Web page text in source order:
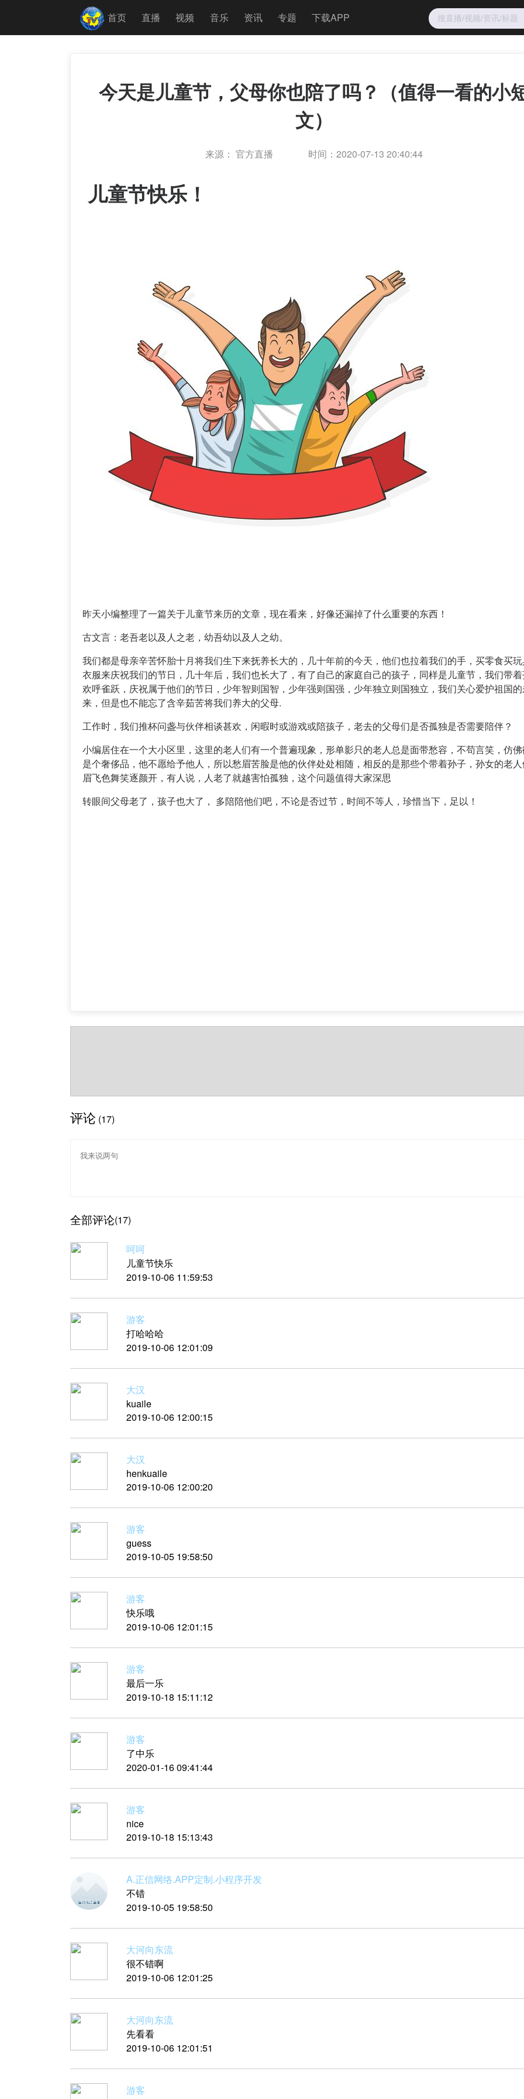
首页 直播 视频 音乐 资讯 专题 下载APP
今天是儿童节，父母你也陪了吗？（值得一看的小
文）
来源： 官方直播 时间：2020-07-13 20:40:44
儿童节快乐！
昨天小编整理了一篇关于儿童节来历的文章，现在看来，好像还漏掉了什么重要的东西！
古文言：老吾老以及人之老，幼吾幼以及人之幼。
我们都是母亲辛苦怀胎十月将我们生下来抚养长大的，几十年前的今天，他们也拉着我们的手，买零食买
衣服来庆祝我们的节日，几十年后，我们也长大了，有了自己的家庭自己的孩子，同样是儿童节，我们带
欢呼雀跃，庆祝属于他们的节日，少年智则国智，少年强则国强，少年独立则国独立，我们关心爱护祖国
来，但是也不能忘了含辛茹苦将我们养大的父母.
工作时，我们推杯问盏与伙伴相谈甚欢，闲暇时或游戏或陪孩子，老去的父母们是否孤独是否需要陪伴？
小编居住在一个大小区里，这里的老人们有一个普遍现象，形单影只的老人总是面带愁容，不苟言笑，仿
是个奢侈品，他不愿给予他人，所以愁眉苦脸是他的伙伴处处相随，相反的是那些个带着孙子，孙女的老
眉飞色舞笑逐颜开，有人说，人老了就越害怕孤独，这个问题值得大家深思
转眼间父母老了，孩子也大了， 多陪陪他们吧，不论是否过节，时间不等人，珍惜当下，足以！
评论 (17)
全部评论(17)
呵呵
儿童节快乐
2019-10-06 11:59:53
游客
打哈哈哈
2019-10-06 12:01:09
大汉
kuaile
2019-10-06 12:00:15
大汉
henkuaile
2019-10-06 12:00:20
游客
guess
2019-10-05 19:58:50
游客
快乐哦
2019-10-06 12:01:15
游客
最后一乐
2019-10-18 15:11:12
游客
了中乐
2020-01-16 09:41:44
游客
nice
2019-10-18 15:13:43
A.正信网络.APP定制.小程序开发
不错
2019-10-05 19:58:50
大河向东流
很不错啊
2019-10-06 12:01:25
大河向东流
先看看
2019-10-06 12:01:51
游客